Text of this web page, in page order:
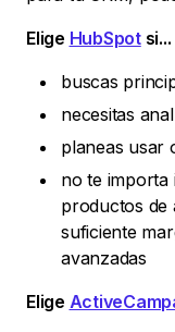
Elige HubSpotsi...
buscas
necesitas
planeas usar
no te importa
productos de
suficiente
avanzadas
Elige